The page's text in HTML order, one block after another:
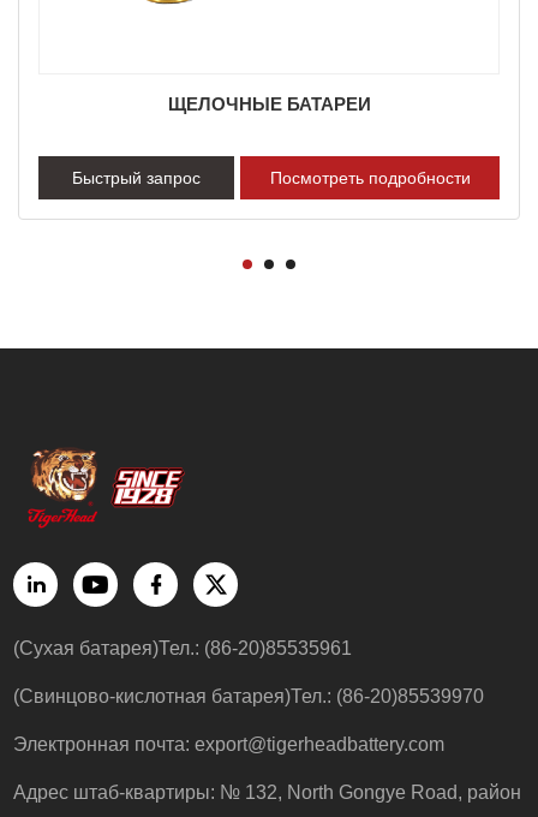
ЩЕЛОЧНЫЕ БАТАРЕИ
Быстрый запрос Посмотреть подробности
(Сухая батарея)Тел.: (86-20)85535961
(Свинцово-кислотная батарея)Тел.: (86-20)85539970
Электронная почта:export@tigerheadbattery.com
Адрес штаб-квартиры: № 132, North Gongye Road, район